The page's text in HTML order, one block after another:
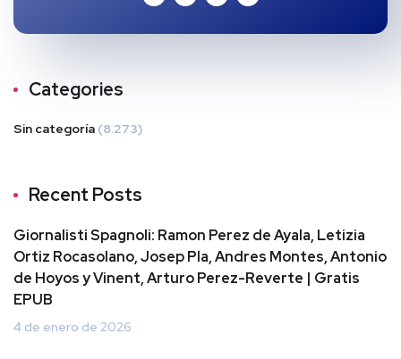
Categories
Sin categoría (8.273)
Recent Posts
Giornalisti Spagnoli: Ramon Perez de Ayala, Letizia
Ortiz Rocasolano, Josep Pla, Andres Montes, Antonio
de Hoyos y Vinent, Arturo Perez-Reverte | Gratis
EPUB
4 de enero de 2026